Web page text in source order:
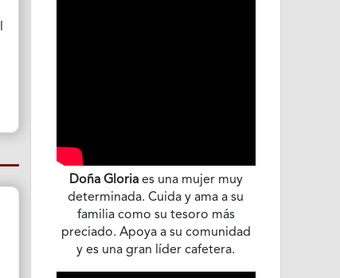
Doña Gloriaes una mujer muy
determinada. Cuida y ama a su
familia como su tesoro más
preciado. Apoya a su comunidad
y es una gran líder cafetera.